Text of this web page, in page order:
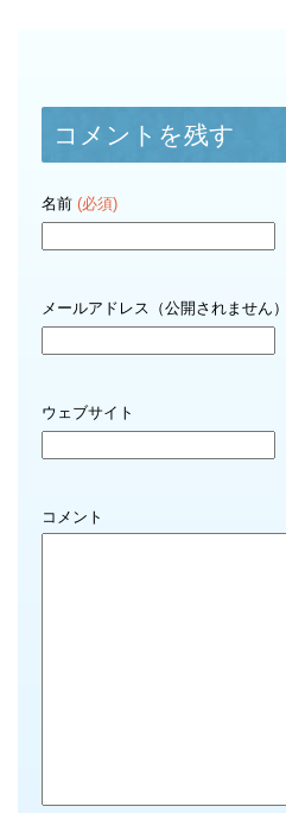
コメントを残す
名前 (必須)
メールアドレス（公開されません）
ウェブサイト
コメント